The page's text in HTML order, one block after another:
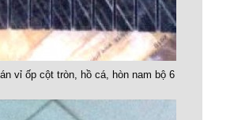
vỉ ốp cột tròn, hồ cá, hòn nam bộ 6